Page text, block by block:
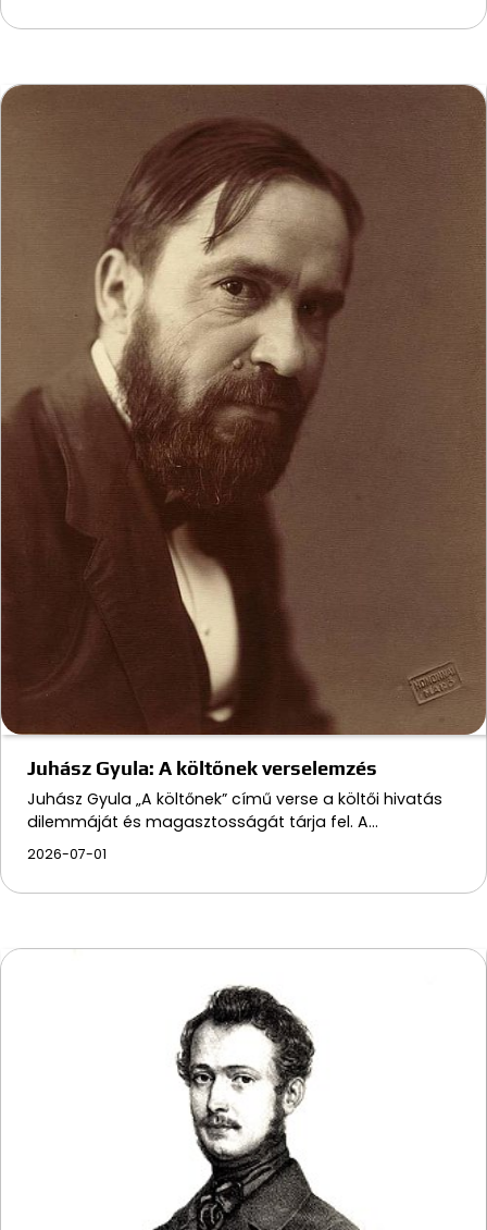
Juhász Gyula: A költőnek verselemzés
Juhász Gyula „A költőnek” című verse a költői hivatás
dilemmáját és magasztosságát tárja fel. A…
2026-07-01